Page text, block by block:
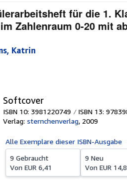
für die 1.
Zahlenraum 0-20 mit
Katrin
Softcover
ISBN 10: 3981220749
ISBN 13:
Verlag: sternchenverlag, 2009
Alle Exemplare dieser ISBN-Ausgabe
9 Gebraucht
Von EUR 6,41
9 Neu
Von EUR